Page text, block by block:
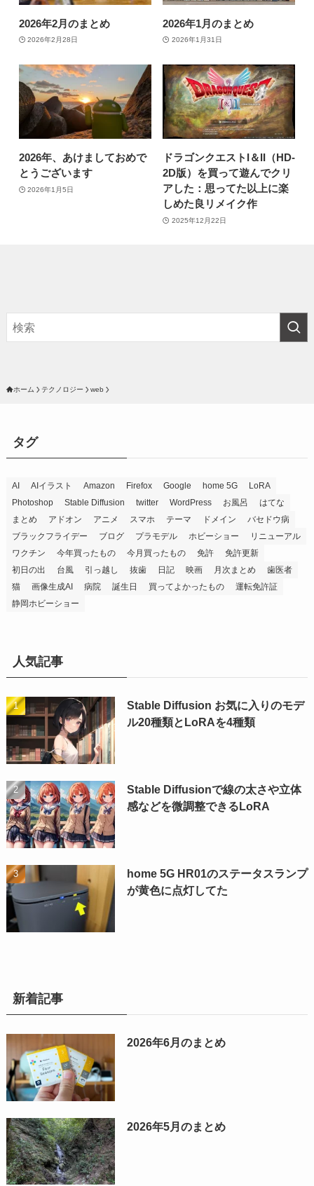
2026年2月のまとめ
2026年2月28日
2026年1月のまとめ
2026年1月31日
2026年、あけましておめで
とうございます
2026年1月5日
ドラゴンクエストI＆II（HD-
2D版）を買って遊んでクリ
アした：思ってた以上に楽
しめた良リメイク作
2025年12月22日
ホーム テクノロジー web
タグ
AI AIイラスト Amazon Firefox Google home 5G
LoRA
Photoshop
Stable Diffusion twitter WordPress お風呂
はてな
まとめ
アドオン アニメ スマホ テーマ ドメイン
バセドウ病
ブラックフライデー
ブログ プラモデル ホビーショー
リニューアル
ワクチン
今年買ったもの 今月買ったもの 免許
免許更新
初日の出
台風 引っ越し 抜歯 日記 映画 月次まとめ
歯医者
猫
画像生成AI 病院 誕生日 買ってよかったもの
運転免許証
静岡ホビーショー
人気記事
Stable Diffusion お気に入りのモデ
ル20種類とLoRAを4種類
Stable Diffusionで線の太さや立体
感などを微調整できるLoRA
home 5G HR01のステータスランプ
が黄色に点灯してた
新着記事
2026年6月のまとめ
2026年5月のまとめ